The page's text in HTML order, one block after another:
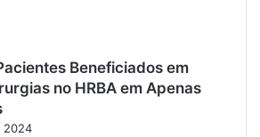
Beneficiados em
no HRBA em Apenas
2024